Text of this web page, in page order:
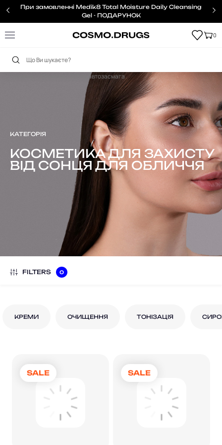
При замовленні Medik8 Total Moisture Daily Cleansing
Gel - ПОДАРУНОК
0
SPF та автозасмага
КАТЕГОРІЯ
КОСМЕТИКА ДЛЯ ЗАХИСТУ
ВІД СОНЦЯ ДЛЯ ОБЛИЧЧЯ
FILTERS 0
КРЕМИ ОЧИЩЕННЯ ТОНІЗАЦІЯ
SALE SALE